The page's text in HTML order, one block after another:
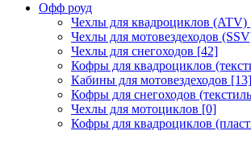
Офф роуд
Чехлы для квадроциклов (ATV)
Чехлы для мотовездеходов
Чехлы для снегоходов [42]
Кофры для квадроциклов
Кабины для мотовездеходов [13]
Кофры для снегоходов
Чехлы для мотоциклов [0]
Кофры для квадроциклов